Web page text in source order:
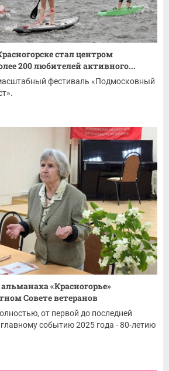
стал центром
200 любителей активного...
фестиваль «Подмосковный
«Красногорье»
Совете ветеранов
от первой до последней
событию 2025 года - 80-летию